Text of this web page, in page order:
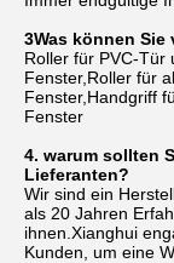
3Was können
Roller für PVC-Tür
Fenster,Roller für
Fenster,Handgriff
Fenster
4. warum sollten
Lieferanten?
Wir sind ein
als 20 Jahren
ihnen.Xianghui
Kunden, um eine